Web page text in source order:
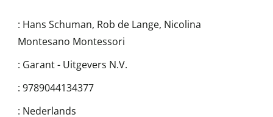
: Hans Schuman, Rob de Lange, Nicolina
Montesano Montessori
: Garant - Uitgevers N.V.
: 9789044134377
: Nederlands